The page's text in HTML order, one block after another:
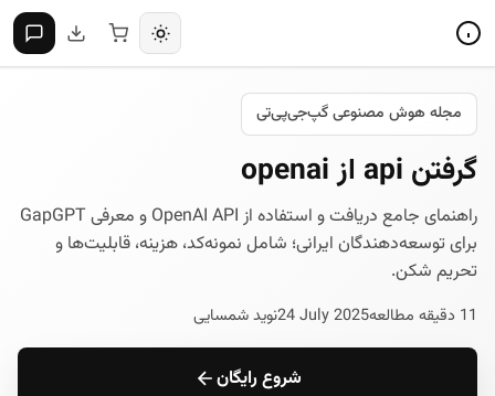
مجله هوش مصنوعی گپ‌جی‌پی‌تی
گرفتن api از openai
راهنمای جامع دریافت و استفاده از OpenAI API و معرفی GapGPT
برای توسعه‌دهندگان ایرانی؛ شامل نمونه‌کد، هزینه، قابلیت‌ها و
تحریم‌ شکن.
11 دقیقه مطالعه 24 July 2025نوید شمسایی
شروع رایگان